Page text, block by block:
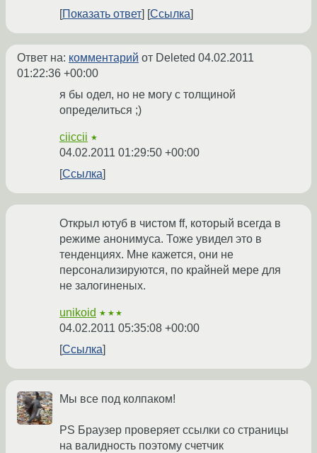
Показать ответ
Ссылка
Ответ на: комментарий от Deleted 04.02.2011
01:22:36 +00:00
я бы одел, но не могу с толщиной
определиться ;)
ciiccii ★
04.02.2011 01:29:50 +00:00
Ссылка
Открыл ютуб в чистом ff, который всегда в
режиме анонимуса. Тоже увидел это в
тенденциях. Мне кажется, они не
персонализируются, по крайней мере для
не залогиненых.
unikoid ★★★
04.02.2011 05:35:08 +00:00
Ссылка
Мы все под колпаком!
PS Браузер проверяет ссылки со страницы
на валидность поэтому счетчик